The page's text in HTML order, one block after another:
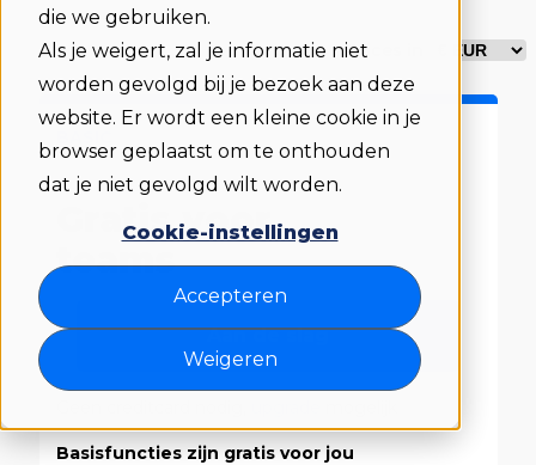
die we gebruiken.
Als je weigert, zal je informatie niet
worden gevolgd bij je bezoek aan deze
website. Er wordt een kleine cookie in je
browser geplaatst om te onthouden
dat je niet gevolgd wilt worden.
Cookie-instellingen
Accepteren
Weigeren
Prices in
Perfect voor kleine teams die net beginnen.
Gratis voor
teams
Aan de slag
Basisfuncties zijn gratis voor jou